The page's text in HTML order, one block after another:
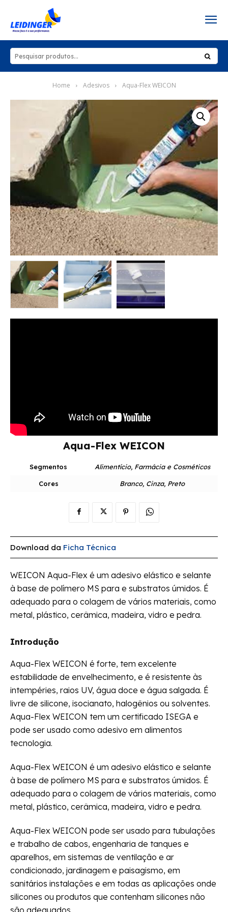
Home Adesivos Aqua-Flex WEICON
Aqua-Flex WEICON
Segmentos Alimentício, Farmácia e Cosméticos
Cores Branco, Cinza, Preto
Download da Ficha Técnica
WEICON Aqua-Flex é um adesivo elástico e selante
à base de polímero MS para e substratos úmidos. É
adequado para o colagem de vários materiais, como
metal, plástico, cerâmica, madeira, vidro e pedra.
Introdução
Aqua-Flex WEICON é forte, tem excelente
estabilidade de envelhecimento, e é resistente às
intempéries, raios UV, água doce e água salgada. É
livre de silicone, isocianato, halogênios ou solventes.
Aqua-Flex WEICON tem um certificado ISEGA e
pode ser usado como adesivo em alimentos
tecnologia.
Aqua-Flex WEICON é um adesivo elástico e selante
à base de polímero MS para e substratos úmidos. É
adequado para o colagem de vários materiais, como
metal, plástico, cerâmica, madeira, vidro e pedra.
Aqua-Flex WEICON pode ser usado para tubulações
e trabalho de cabos, engenharia de tanques e
aparelhos, em sistemas de ventilação e ar
condicionado, jardinagem e paisagismo, em
sanitários instalações e em todas as aplicações onde
silicones ou produtos que contenham silicones não
são adequados.